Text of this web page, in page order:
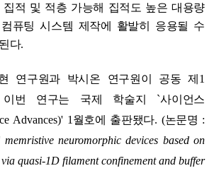
집적 및 적층 가능해 집적도 높은 대용량
퓨팅 시스템 제작에 활발히 응용될 수
다.
연구원과 박시온 연구원이 공동 제 1
이번 연구는 국제 학술지 `사이언스
Advances)' 1 월호에 출판됐다. (논문명 :
neuromorphic devices based on
quasi-1D filament confinement and buffer